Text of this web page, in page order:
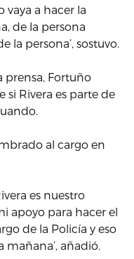
vaya a hacer la
de la persona
la persona’, sostuvo.
prensa, Fortuño
Rivera es parte de
al cargo en
es nuestro
apoyo para hacer el
de la Policía y eso
mañana’, añadió.